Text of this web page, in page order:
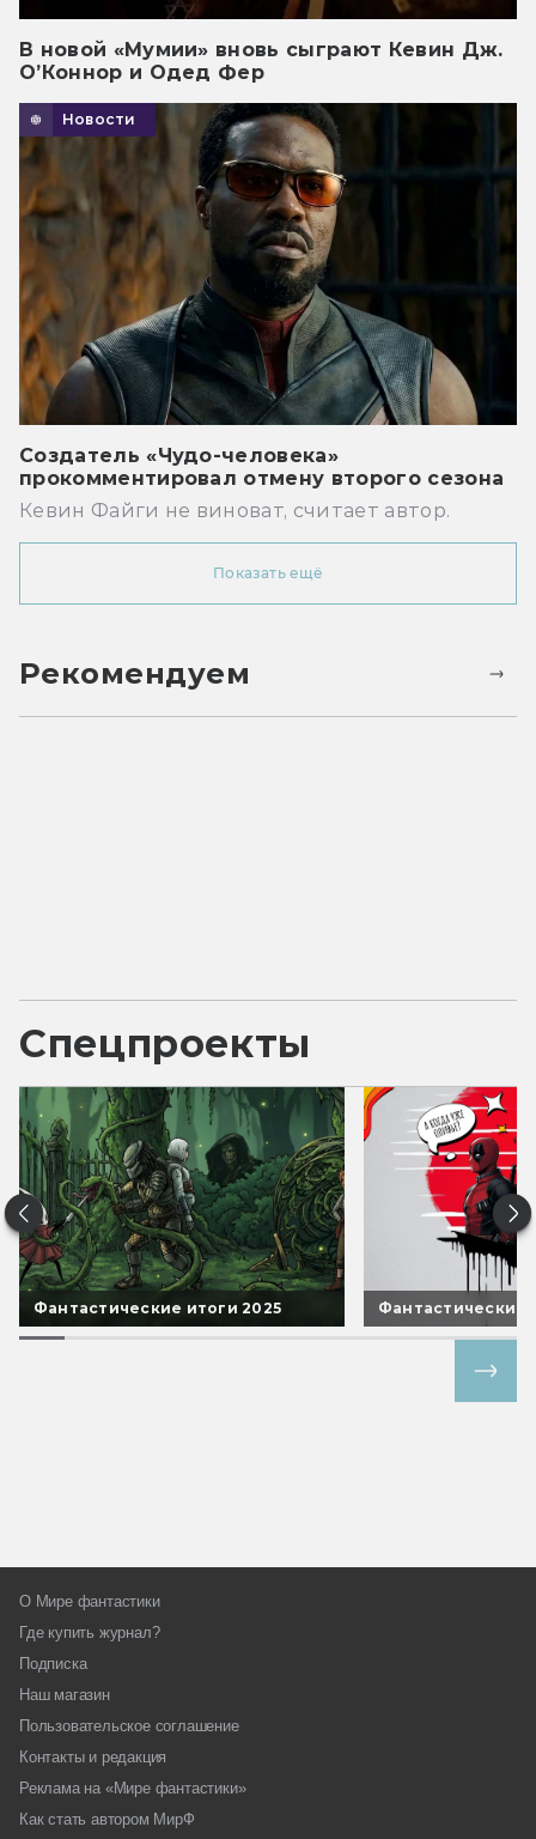
В новой «Мумии» вновь сыграют Кевин Дж.
О’Коннор и Одед Фер
Новости
Создатель «Чудо-человека»
прокомментировал отмену второго сезона
Кевин Файги не виноват, считает автор.
Показать ещё
Рекомендуем
Спецпроекты
Фантастические итоги 2025 Фантастические
О Мире фантастики
Где купить журнал?
Подписка
Наш магазин
Пользовательское соглашение
Контакты и редакция
Реклама на «Мире фантастики»
Как стать автором МирФ